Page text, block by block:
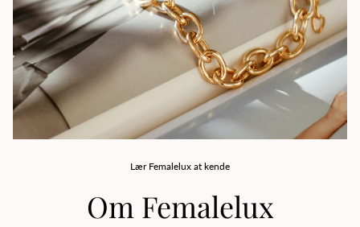
Lær Femalelux at kende
Om Femalelux